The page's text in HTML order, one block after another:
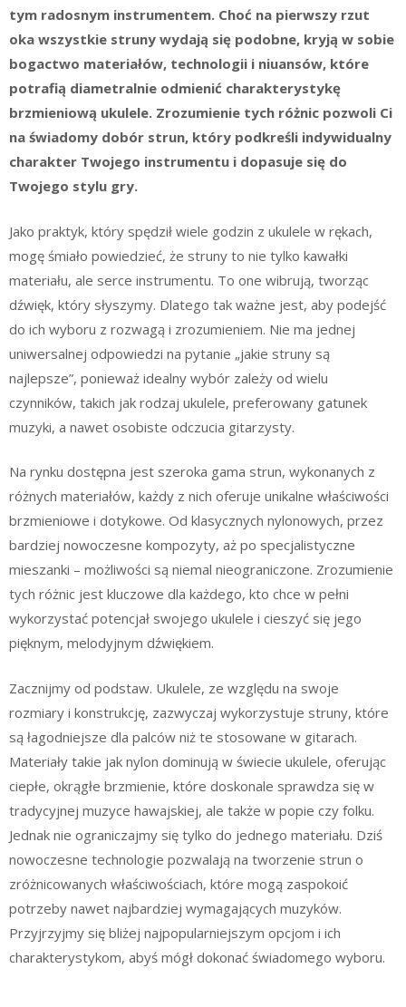
tym radosnym instrumentem. Choć na pierwszy rzut
oka wszystkie struny wydają się podobne, kryją w sobie
bogactwo materiałów, technologii i niuansów, które
potrafią diametralnie odmienić charakterystykę
brzmieniową ukulele. Zrozumienie tych różnic pozwoli Ci
na świadomy dobór strun, który podkreśli indywidualny
charakter Twojego instrumentu i dopasuje się do
Twojego stylu gry.
Jako praktyk, który spędził wiele godzin z ukulele w rękach,
mogę śmiało powiedzieć, że struny to nie tylko kawałki
materiału, ale serce instrumentu. To one wibrują, tworząc
dźwięk, który słyszymy. Dlatego tak ważne jest, aby podejść
do ich wyboru z rozwagą i zrozumieniem. Nie ma jednej
uniwersalnej odpowiedzi na pytanie „jakie struny są
najlepsze”, ponieważ idealny wybór zależy od wielu
czynników, takich jak rodzaj ukulele, preferowany gatunek
muzyki, a nawet osobiste odczucia gitarzysty.
Na rynku dostępna jest szeroka gama strun, wykonanych z
różnych materiałów, każdy z nich oferuje unikalne właściwości
brzmieniowe i dotykowe. Od klasycznych nylonowych, przez
bardziej nowoczesne kompozyty, aż po specjalistyczne
mieszanki – możliwości są niemal nieograniczone. Zrozumienie
tych różnic jest kluczowe dla każdego, kto chce w pełni
wykorzystać potencjał swojego ukulele i cieszyć się jego
pięknym, melodyjnym dźwiękiem.
Zacznijmy od podstaw. Ukulele, ze względu na swoje
rozmiary i konstrukcję, zazwyczaj wykorzystuje struny, które
są łagodniejsze dla palców niż te stosowane w gitarach.
Materiały takie jak nylon dominują w świecie ukulele, oferując
ciepłe, okrągłe brzmienie, które doskonale sprawdza się w
tradycyjnej muzyce hawajskiej, ale także w popie czy folku.
Jednak nie ograniczajmy się tylko do jednego materiału. Dziś
nowoczesne technologie pozwalają na tworzenie strun o
zróżnicowanych właściwościach, które mogą zaspokoić
potrzeby nawet najbardziej wymagających muzyków.
Przyjrzyjmy się bliżej najpopularniejszym opcjom i ich
charakterystykom, abyś mógł dokonać świadomego wyboru.